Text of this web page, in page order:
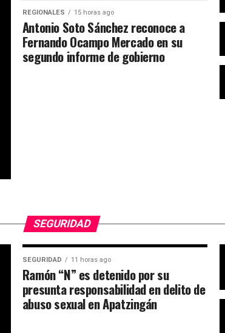
REGIONALES 15 horas ago
Antonio Soto Sánchez reconoce a
Fernando Ocampo Mercado en su
segundo informe de gobierno
SEGURIDAD
SEGURIDAD 11 horas ago
Ramón “N” es detenido por su
presunta responsabilidad en delito de
abuso sexual en Apatzingán